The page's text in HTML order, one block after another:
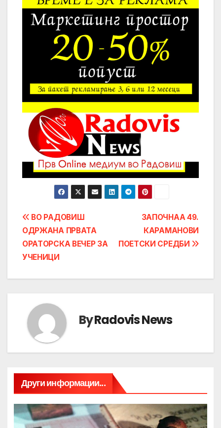
Post
navigation
ЗАПОЧНАА 49.
КАРАМАНОВИ
ПОЕТСКИ СРЕДБИ
ВО РАДОВИШ
ОДРЖАНА ПРВАТА
ОРАТОРСКА ВЕЧЕР ЗА
УЧЕНИЦИ
ByRadovis News
Други информации...